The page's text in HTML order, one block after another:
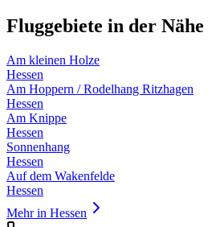
Fluggebiete in der Nähe
Am kleinen Holze
Hessen
Am Hoppern / Rodelhang Ritzhagen
Hessen
Am Knippe
Hessen
Sonnenhang
Hessen
Auf dem Wakenfelde
Hessen
Mehr in Hessen